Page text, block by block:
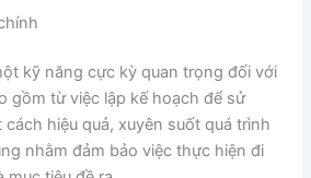
kỹ năng cực kỳ quan trọng đối với
gồm từ việc lập kế hoạch để sử
hiệu quả, xuyên suốt quá trình
nhằm đảm bảo việc thực hiện đi